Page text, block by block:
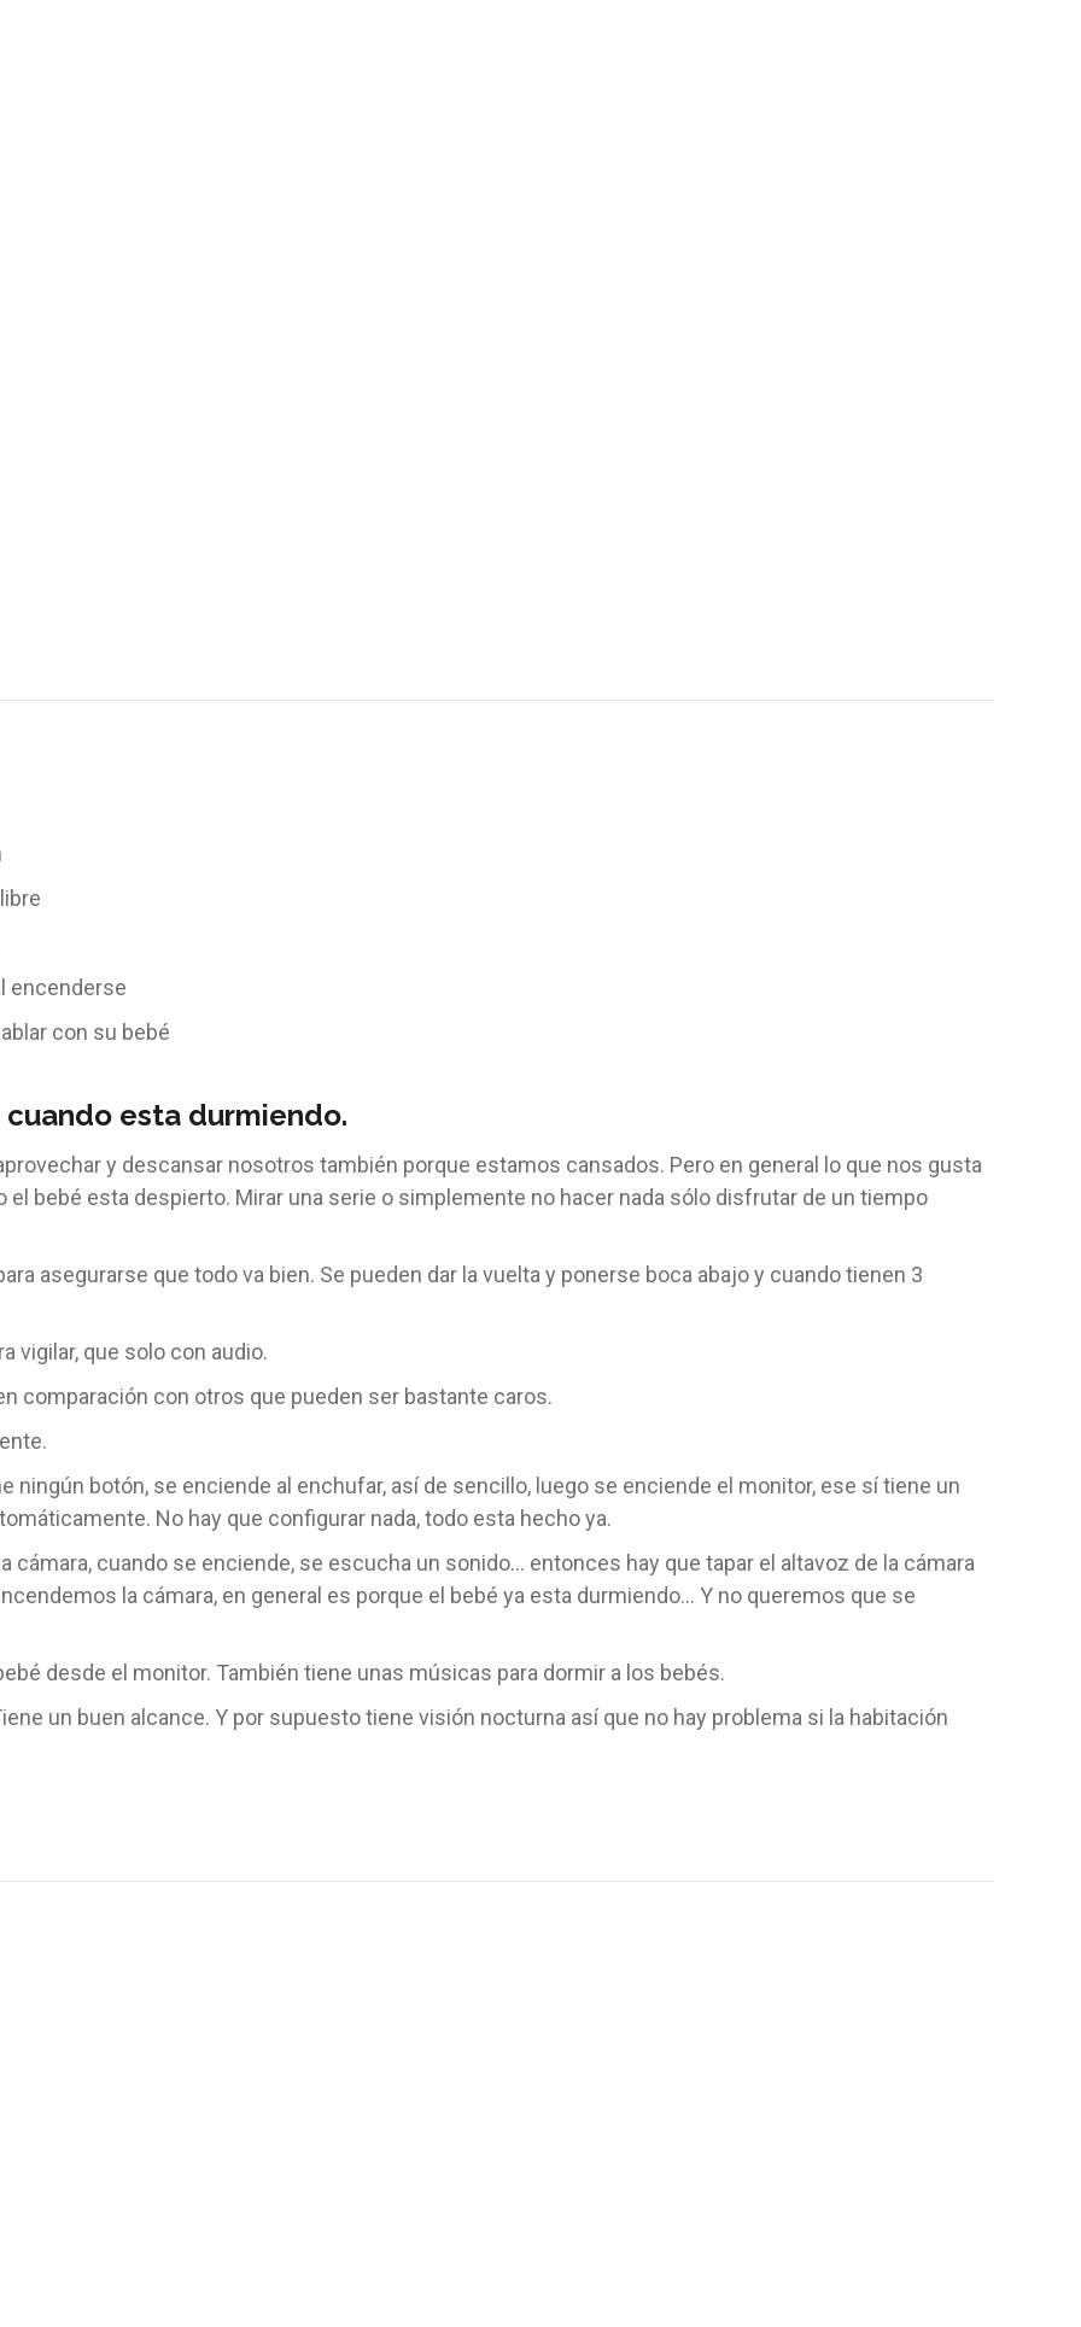
encenderse
con su bebé
esta durmiendo.
y descansar nosotros también porque estamos cansados. Pero en general lo que nos gusta
bebé esta despierto. Mirar una serie o simplemente no hacer nada sólo disfrutar de un tiempo
asegurarse que todo va bien. Se pueden dar la vuelta y ponerse boca abajo y cuando tienen 3
vigilar, que solo con audio.
comparación con otros que pueden ser bastante caros.
ningún botón, se enciende al enchufar, así de sencillo, luego se enciende el monitor, ese sí tiene un
No hay que configurar nada, todo esta hecho ya.
cámara, cuando se enciende, se escucha un sonido… entonces hay que tapar el altavoz de la cámara
la cámara, en general es porque el bebé ya esta durmiendo… Y no queremos que se
desde el monitor. También tiene unas músicas para dormir a los bebés.
un buen alcance. Y por supuesto tiene visión nocturna así que no hay problema si la habitación